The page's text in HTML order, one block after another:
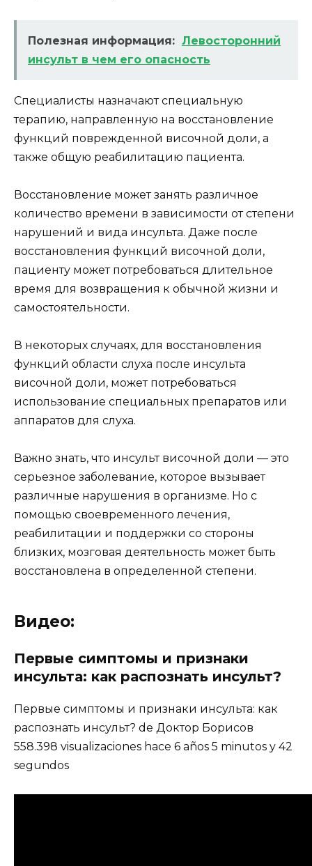
Полезная информация: Левосторонний
инсульт в чем его опасность
Специалисты назначают специальную
терапию, направленную на восстановление
функций поврежденной височной доли, а
также общую реабилитацию пациента.
Восстановление может занять различное
количество времени в зависимости от степени
нарушений и вида инсульта. Даже после
восстановления функций височной доли,
пациенту может потребоваться длительное
время для возвращения к обычной жизни и
самостоятельности.
В некоторых случаях, для восстановления
функций области слуха после инсульта
височной доли, может потребоваться
использование специальных препаратов или
аппаратов для слуха.
Важно знать, что инсульт височной доли — это
серьезное заболевание, которое вызывает
различные нарушения в организме. Но с
помощью своевременного лечения,
реабилитации и поддержки со стороны
близких, мозговая деятельность может быть
восстановлена в определенной степени.
Видео:
Первые симптомы и признаки
инсульта: как распознать инсульт?
Первые симптомы и признаки инсульта: как
распознать инсульт? de Доктор Борисов
558.398 visualizaciones hace 6 años 5 minutos y 42
segundos